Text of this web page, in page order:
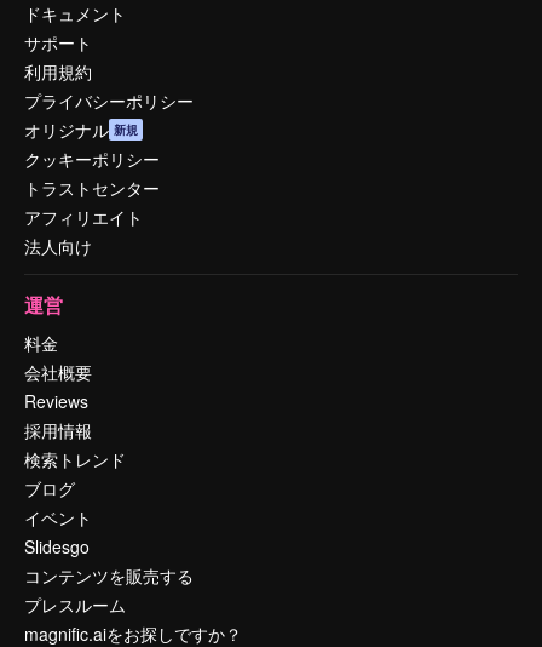
ドキュメント
サポート
利用規約
プライバシーポリシー
オリジナル 新規
クッキーポリシー
トラストセンター
アフィリエイト
法人向け
運営
料金
会社概要
Reviews
採用情報
検索トレンド
ブログ
イベント
Slidesgo
コンテンツを販売する
プレスルーム
magnific.aiをお探しですか？